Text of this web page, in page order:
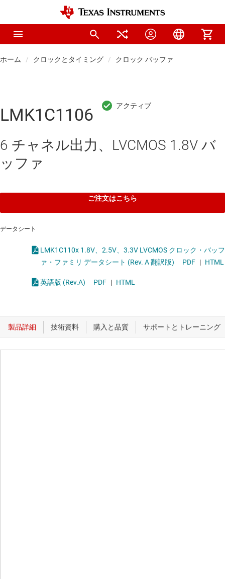
ホーム クロックとタイミング クロック バッファ
LMK1C1106
6 チャネル出力、LVCMOS 1.8V バ
ッファ
ご注文はこちら
データシート
LMK1C110x 1.8V、2.5V、3.3V LVCMOS クロック・バッフ
ァ・ファミリ データシート (Rev. A 翻訳版)
PDF | HTML
英語版 (Rev.A) PDF | HTML